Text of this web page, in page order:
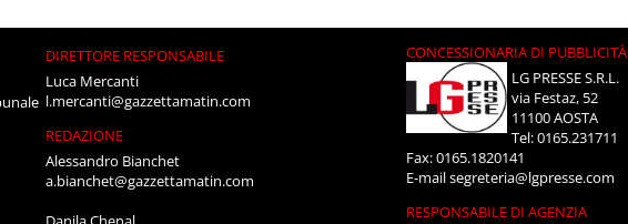
DIRETTORE RESPONSABILE
Luca Mercanti
l.mercanti@gazzettamatin.com
REDAZIONE
Alessandro Bianchet
a.bianchet@gazzettamatin.com
CONCESSIONARIA DI PUBBLICITÀ
LG PRESSE S.R.L.
via Festaz, 52
11100 AOSTA
Tel: 0165.231711
Fax: 0165.1820141
E-mailsegreteria@lgpresse.com
RESPONSABILE DI AGENZIA